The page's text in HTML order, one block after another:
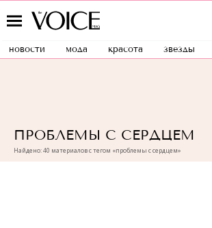
новости мода красота звезды
ПРОБЛЕМЫ С СЕРДЦЕМ
Найдено: 40 материалов с тегом «проблемы с сердцем»